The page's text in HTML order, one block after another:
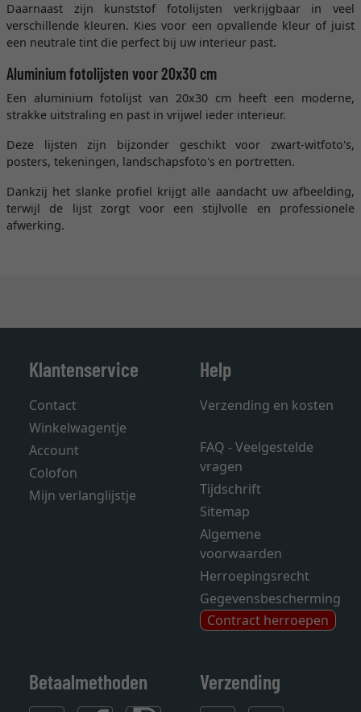
Daarnaast zijn kunststof fotolijsten verkrijgbaar in veel
verschillende kleuren. Kies voor een opvallende kleur of juist
een neutrale tint die perfect bij uw interieur past.
Aluminium fotolijsten voor 20x30 cm
Een aluminium fotolijst van 20x30 cm heeft een moderne,
strakke uitstraling en past in vrijwel ieder interieur.
Deze lijsten zijn bijzonder geschikt voor zwart-witfoto's,
posters, tekeningen, landschapsfoto's en portretten.
Dankzij het slanke profiel krijgt alle aandacht uw afbeelding,
terwijl de lijst zorgt voor een stijlvolle en professionele
afwerking.
Klantenservice
Contact
Winkelwagentje
Account
Colofon
Mijn verlanglijstje
Help
Verzending en kosten
FAQ - Veelgestelde
vragen
Tijdschrift
Sitemap
Algemene
voorwaarden
Herroepingsrecht
Gegevensbescherming
Contract herroepen
Betaalmethoden Verzending